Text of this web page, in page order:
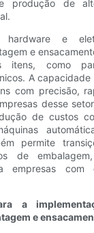
produção de
e
e
itens, como
A
com precisão,
desse
de custos
permite
de
empresas com
a
e